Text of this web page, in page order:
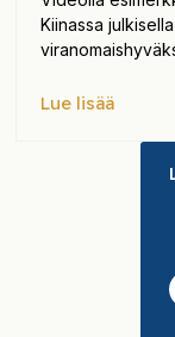
Kiinassa
Lue lisää